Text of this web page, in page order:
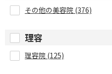
その他の美容院 (376)
理容
理容院 (125)